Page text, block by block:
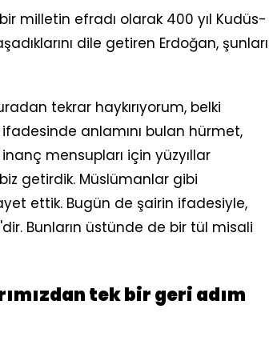
milletin efradı olarak 400 yıl Kudüs-
dile getiren Erdoğan, şunları
tekrar haykırıyorum, belki
anlamını bulan hürmet,
mensupları için yüzyıllar
getirdik. Müslümanlar gibi
ettik. Bugün de şairin ifadesiyle,
Bunların üstünde de bir tül misali
tek bir geri adım